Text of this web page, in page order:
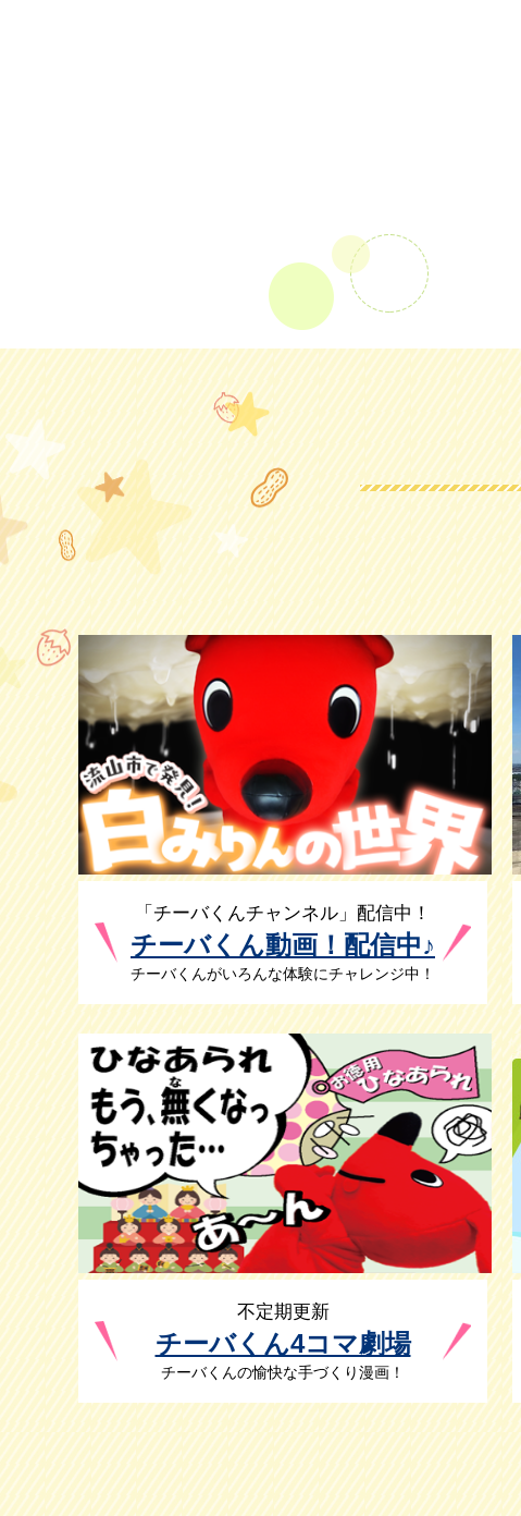
「チーバくんチャンネル」配信中！
チーバくん動画！配信中♪
チーバくんがいろんな体験にチャレンジ中！
不定期更新
チーバくん4コマ劇場
チーバくんの愉快な手づくり漫画！